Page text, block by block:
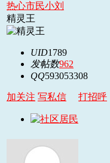
热心市民小刘
精灵王
UID1789
发帖数962
QQ593053308
加关注 写私信 打招呼